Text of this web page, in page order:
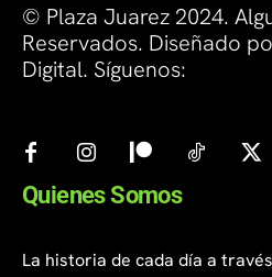
© Plaza Juarez 2024.
Reservados. Diseñado
Digital. Síguenos:
Quienes Somos
La historia de cada día a